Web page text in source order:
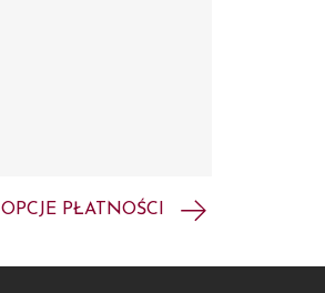
OPCJE PŁATNOŚCI